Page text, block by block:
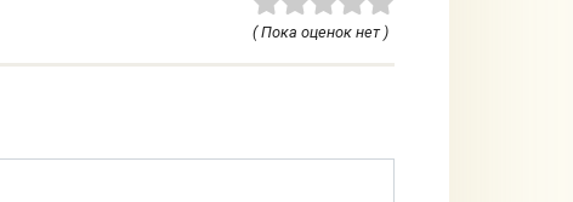
( Пока оценок нет )